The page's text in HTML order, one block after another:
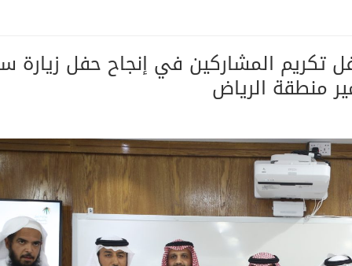
تكريم المشاركين في إنجاح حفل زيارة
منطقة الرياض